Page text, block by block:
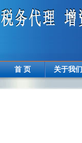
首 页 关于我们